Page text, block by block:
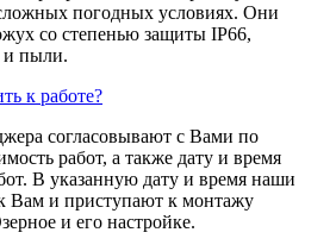
погодных условиях. Они
со степенью защиты IP66,
пыли.
к работе?
согласовывают с Вами по
работ, а также дату и время
В указанную дату и время наши
Вам и приступают к монтажу
и его настройке.